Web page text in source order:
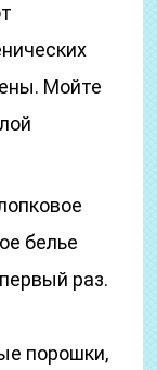
Мойте
белье
раз.
порошки,